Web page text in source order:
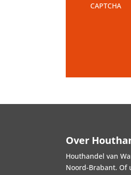
CAPTCHA
Over
Houthandel van
Noord-Brabant. Of